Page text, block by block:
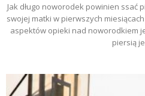
Jak długo noworodek powinien ssać
swojej matki w pierwszych
aspektów opieki nad noworodkiem
piersią